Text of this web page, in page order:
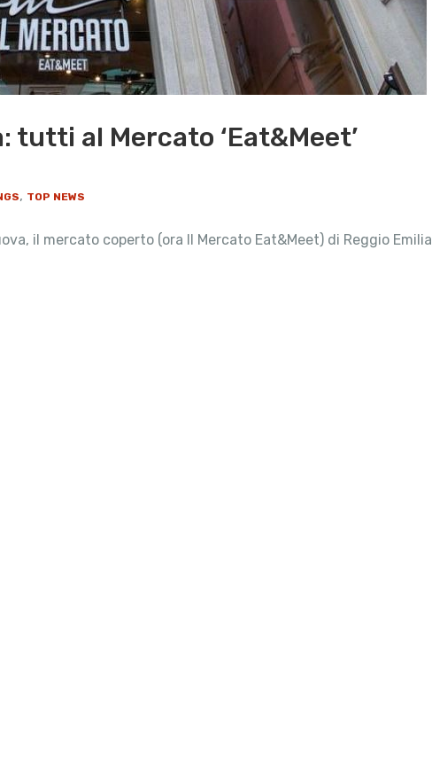
tutti al Mercato ‘Eat&Meet’
, TOP NEWS
il mercato coperto (ora Il Mercato Eat&Meet) di Reggio